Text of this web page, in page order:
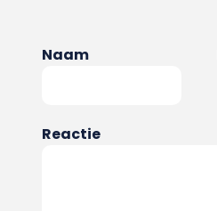
Naam
Reactie